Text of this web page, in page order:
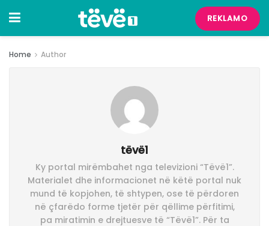
REKLAMO
Home Author
tëvë1
Ky portal mirëmbahet nga televizioni “Tëvë1”.
Materialet dhe informacionet në këtë portal nuk
mund të kopjohen, të shtypen, ose të përdoren
në çfarëdo forme tjetër për qëllime përfitimi,
pa miratimin e drejtuesve të “Tëvë1”. Për ta